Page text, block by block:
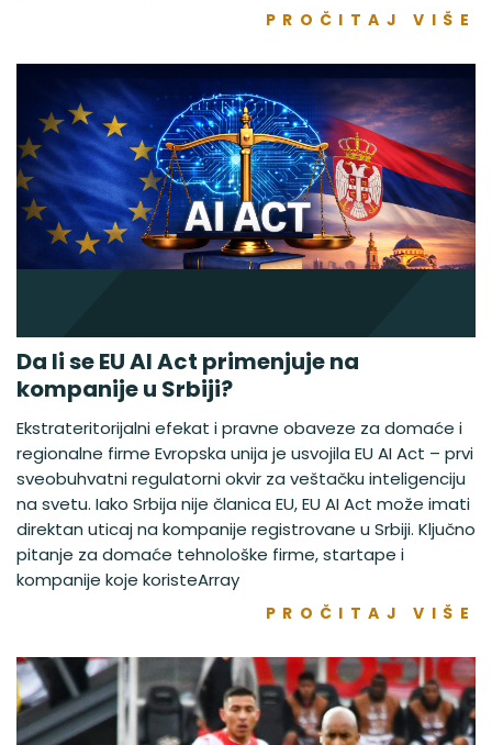
PROČITAJ VIŠE
Da li se EU AI Act primenjuje na
kompanije u Srbiji?
Ekstrateritorijalni efekat i pravne obaveze za domaće i
regionalne firme Evropska unija je usvojila EU AI Act – prvi
sveobuhvatni regulatorni okvir za veštačku inteligenciju
na svetu. Iako Srbija nije članica EU, EU AI Act može imati
direktan uticaj na kompanije registrovane u Srbiji. Ključno
pitanje za domaće tehnološke firme, startape i
kompanije koje koristeArray
PROČITAJ VIŠE